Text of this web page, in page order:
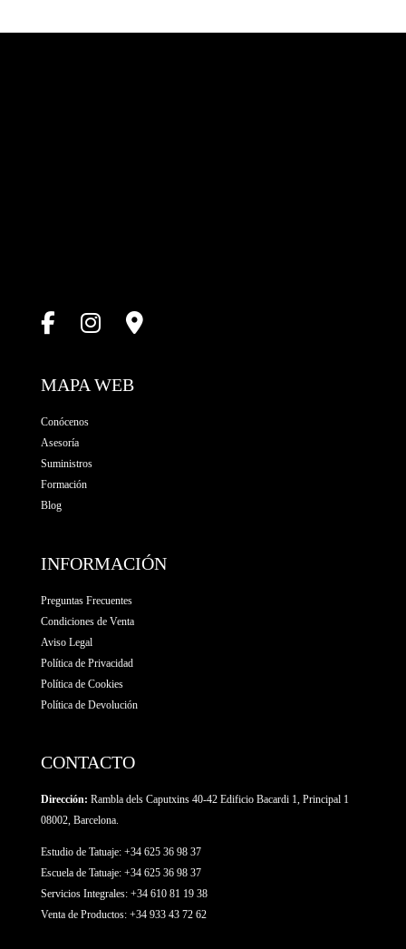
MAPA WEB
Conócenos
Asesoría
Suministros
Formación
Blog
INFORMACIÓN
Preguntas Frecuentes
Condiciones de Venta
Aviso Legal
Política de Privacidad
Política de Cookies
Política de Devolución
CONTACTO
Dirección: Rambla dels Caputxins 40-42 Edificio Bacardi 1, Principal 1
08002, Barcelona.
Estudio de Tatuaje: +34 625 36 98 37
Escuela de Tatuaje: +34 625 36 98 37
Servicios Integrales: +34 610 81 19 38
Venta de Productos: +34 933 43 72 62